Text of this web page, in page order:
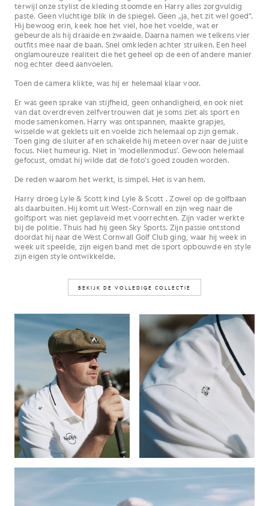
terwijl onze stylist de kleding stoomde en Harry alles zorgvuldig
paste. Geen vluchtige blik in de spiegel. Geen „ja, het zit wel goed“.
Hij bewoog erin, keek hoe het viel, hoe het voelde, wat er
gebeurde als hij draaide en zwaaide. Daarna namen we telkens vier
outfits mee naar de baan. Snel omkleden achter struiken. Een heel
onglamoureuze realiteit die het geheel op de een of andere manier
nog echter deed aanvoelen.
Toen de camera klikte, was hij er helemaal klaar voor.
Er was geen sprake van stijfheid, geen onhandigheid, en ook niet
van dat overdreven zelfvertrouwen dat je soms ziet als sport en
mode samenkomen. Harry was ontspannen, maakte grapjes,
wisselde wat geklets uit en voelde zich helemaal op zijn gemak.
Toen ging de sluiter af en schakelde hij meteen over naar de juiste
focus. Niet humeurig. Niet in ‘modellenmodus’. Gewoon helemaal
gefocust, omdat hij wilde dat de foto’s goed zouden worden.
De reden waarom het werkt, is simpel. Het is van hem.
Harry droeg Lyle & Scott kind Lyle & Scott . Zowel op de golfbaan
als daarbuiten. Hij komt uit West-Cornwall en zijn weg naar de
golfsport was niet geplaveid met voorrechten. Zijn vader werkte
bij de politie. Thuis had hij geen Sky Sports. Zijn passie ontstond
doordat hij naar de West Cornwall Golf Club ging, waar hij week in
week uit speelde, zijn eigen band met de sport opbouwde en style
zijn eigen style ontwikkelde.
BEKIJK DE VOLLEDIGE COLLECTIE